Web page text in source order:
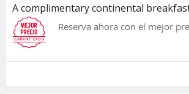
A complimentary continental
Reserva ahora con el mejor